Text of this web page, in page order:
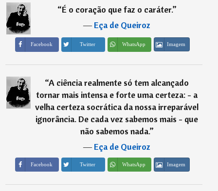
“É o coração que faz o caráter.”
―Eça de Queiroz
Facebook Twitter WhatsApp Imagem
“A ciência realmente só tem alcançado
tornar mais intensa e forte uma certeza: - a
velha certeza socrática da nossa irreparável
ignorância. De cada vez sabemos mais - que
não sabemos nada.”
―Eça de Queiroz
Facebook Twitter WhatsApp Imagem